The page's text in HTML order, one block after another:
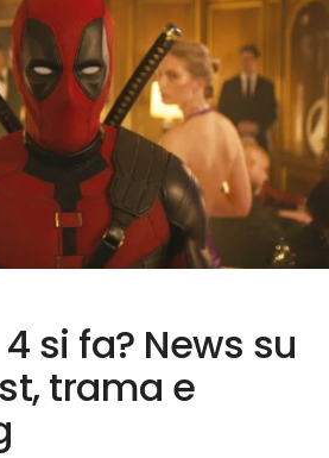
si fa? News su
trama e